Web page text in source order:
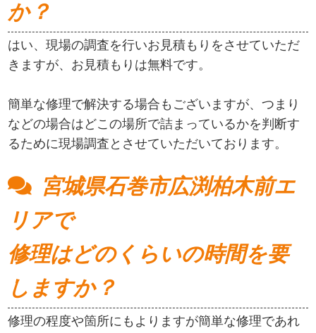
か？
はい、現場の調査を行いお見積もりをさせていただ
きますが、お見積もりは無料です。
簡単な修理で解決する場合もございますが、つまり
などの場合はどこの場所で詰まっているかを判断す
るために現場調査とさせていただいております。
宮城県石巻市広渕柏木前エ
リアで
修理はどのくらいの時間を要
しますか？
修理の程度や箇所にもよりますが簡単な修理であれ